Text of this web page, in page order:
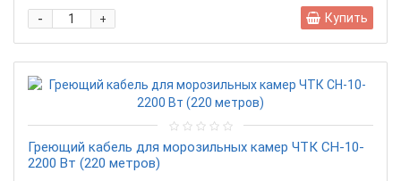
+
- Купить
Греющий кабель для морозильных камер ЧТК СН-10-
2200 Вт (220 метров)